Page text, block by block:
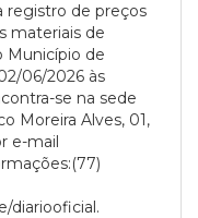
registro de preços
materiais de
Município de
06/2026 às
se na sede
Moreira Alves, 01,
e-mail
diariooficial.